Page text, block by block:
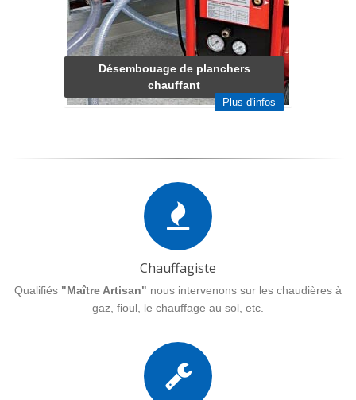
Désembouage de planchers
chauffant
Plus d'infos
Chauffagiste
Qualifiés "Maître Artisan" nous intervenons sur les chaudières à
gaz, fioul, le chauffage au sol, etc.